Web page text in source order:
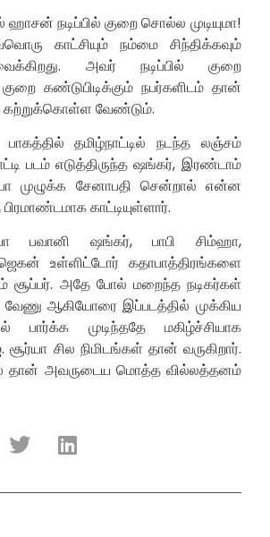
நடிப்பில் குறை சொல்ல முடியுமா!
காட்சியும் நம்மை சிந்திக்கவும்
அவர் நடிப்பில் குறை
கண்டுபிடிக்கும் நபர்களிடம் தான்
கற்றுக்கொள்ள வேண்டும்.
தமிழ்நாட்டில் நடந்த லஞ்சம்
படம் எடுத்திருந்த ஷங்கர், இரண்டாம்
முழுக்க சேனாபதி சென்றால் என்ன
காட்டியுள்ளார்.
பவானி ஷங்கர், பாபி சிம்ஹா,
ஜெகன் உள்ளிட்டோர் கதாபாத்திரங்களை
சூப்பர். அதே போல் மறைந்த நடிகர்கள்
வேணு ஆகியோரை இப்படத்தில் முக்கிய
பார்க்க முடிந்ததே மகிழ்ச்சியாக
சில நிமிடங்கள் தான் வருகிறார்.
தான் அவருடைய மொத்த வில்லத்தனம்